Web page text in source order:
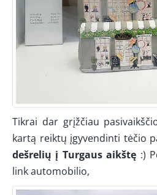
Tikrai dar grįžčiau
kartą reiktų įgyvendinti tėčio
dešrelių į Turgaus aikštę :)
link automobilio,